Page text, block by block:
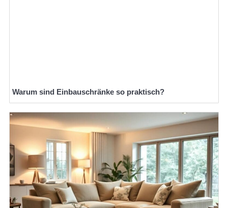
Warum sind Einbauschränke so praktisch?